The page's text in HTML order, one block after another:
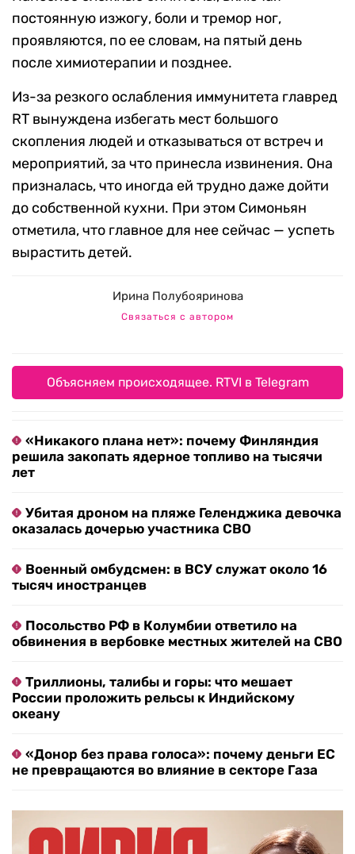
постоянную изжогу, боли и тремор ног,
проявляются, по ее словам, на пятый день
после химиотерапии и позднее.
Из-за резкого ослабления иммунитета главред
RT вынуждена избегать мест большого
скопления людей и отказываться от встреч и
мероприятий, за что принесла извинения. Она
призналась, что иногда ей трудно даже дойти
до собственной кухни. При этом Симоньян
отметила, что главное для нее сейчас — успеть
вырастить детей.
Ирина Полубояринова
Связаться с автором
Объясняем происходящее. RTVI в Telegram
«Никакого плана нет»: почему Финляндия
решила закопать ядерное топливо на тысячи
лет
Убитая дроном на пляже Геленджика девочка
оказалась дочерью участника СВО
Военный омбудсмен: в ВСУ служат около 16
тысяч иностранцев
Посольство РФ в Колумбии ответило на
обвинения в вербовке местных жителей на СВО
Триллионы, талибы и горы: что мешает
России проложить рельсы к Индийскому
океану
«Донор без права голоса»: почему деньги ЕС
не превращаются во влияние в секторе Газа